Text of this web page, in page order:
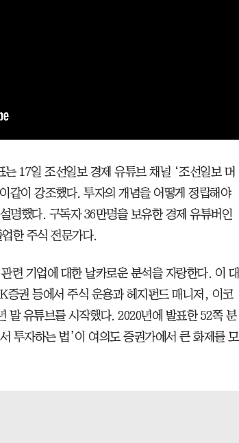
17일 조선일보 경제 유튜브 채널 ‘조선일보 머
같이 강조했다. 투자의 개념을 어떻게 정립해야
명했다. 구독자 36만명을 보유한 경제 유튜버인
한 주식 전문가다.
련 기업에 대한 날카로운 분석을 자랑한다. 이 대
증권 등에서 주식 운용과 헤지펀드 매니저, 이코
말 유튜브를 시작했다. 2020년에 발표한 52쪽 분
투자하는 법’이 여의도 증권가에서 큰 화제를 모